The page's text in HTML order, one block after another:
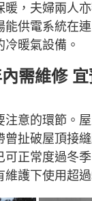
暖，夫婦兩人
能供電系統在
暖氣設備。
需維修
注意的環節。
曾扯破屋頂接
可正常度過冬
護下使用超過